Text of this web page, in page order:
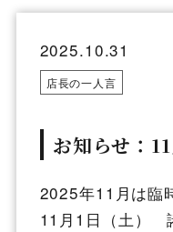
2025.10.31
店長の一人言
お知らせ：
2025年11月は臨
11月1日（土）